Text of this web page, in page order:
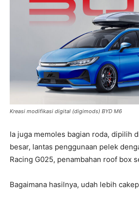
Kreasi modifikasi digital (digimods) BYD M6
Ia juga memoles bagian roda, dipilih
besar, lantas penggunaan pelek
Racing G025, penambahan roof box
Bagaimana hasilnya, udah lebih